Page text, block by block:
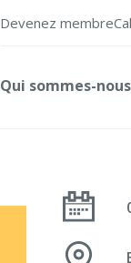
Devenez membre
Qui sommes-